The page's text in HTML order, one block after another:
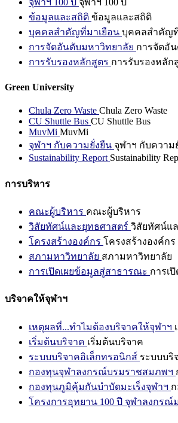
จุฬาฯ 100 ปี จุฬาฯ 100 ปี
ข้อมูลและสถิติ ข้อมูลและสถิติ
บุคคลสำคัญที่มาเยือน บุคคลสำคัญ
การจัดอันดับมหาวิทยาลัย การจัดอั
การรับรองหลักสูตร การรับรองหลัก
Green University
Chula Zero Waste Chula Zero Waste
CU Shuttle Bus CU Shuttle Bus
MuvMi MuvMi
จุฬาฯ กับความยั่งยืน จุฬาฯ กับความ
Sustainability Report Sustainability
การบริหาร
คณะผู้บริหาร คณะผู้บริหาร
วิสัยทัศน์และยุทธศาสตร์ วิสัยทัศน์แ
โครงสร้างองค์กร โครงสร้างองค์กร
สภามหาวิทยาลัย สภามหาวิทยาลัย
การเปิดเผยข้อมูลสู่สาธารณะ การเ
บริจาคให้จุฬาฯ
เหตุผลที่...ทำไมต้องบริจาคให้จุฬาฯ
เริ่มต้นบริจาค เริ่มต้นบริจาค
ระบบบริจาคอิเล็กทรอนิกส์ ระบบบริ
กองทุนจุฬาลงกรณ์บรมราชสมภพฯ
กองทุนภูมิคุ้มกันบำบัดมะเร็งจุฬาฯ
โครงการอุทยาน 100 ปี จุฬาลงกรณ์